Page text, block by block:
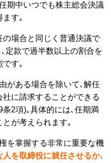
期中いつでも株主総会決議
す｡
場合と同じく普通決議で
定款で過半数以上の割合を
す｡
がある場合を除いて､解任
に請求することができる
2項)｡具体的には､任期満
が考えられます｡
を掌握する非常に重要な機
人を取締役に就任させるか､